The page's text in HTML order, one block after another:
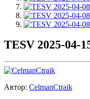
TESV 2025-04-
Автор: CelmanCtraik